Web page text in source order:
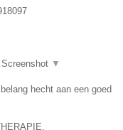
Screenshot ▼
hecht aan een goed